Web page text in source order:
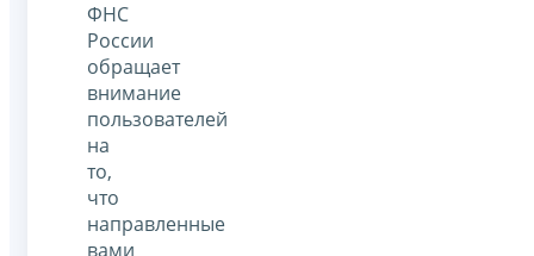
ФНС
России
обращает
внимание
пользователей
на
то,
что
направленные
вами